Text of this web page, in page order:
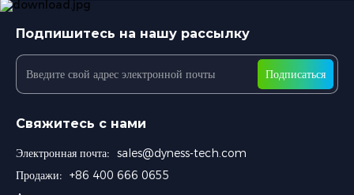
Подпишитесь на нашу рассылку
Подписаться
Свяжитесь с нами
Электронная почта: sales@dyness-tech.com
Продажи: +86 400 666 0655